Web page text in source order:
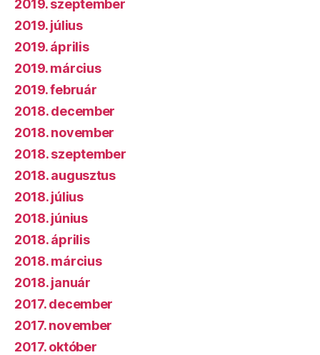
2019. szeptember
2019. július
2019. április
2019. március
2019. február
2018. december
2018. november
2018. szeptember
2018. augusztus
2018. július
2018. június
2018. április
2018. március
2018. január
2017. december
2017. november
2017. október